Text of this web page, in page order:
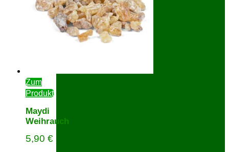
Zum
Produkt
Maydi
Weihrauch
5,90€